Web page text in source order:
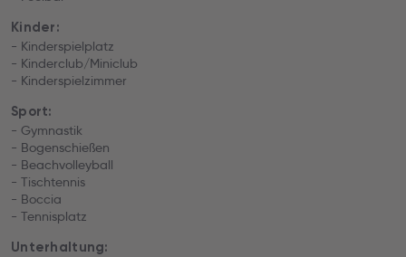
Kinder:
- Kinderspielplatz
- Kinderclub/Miniclub
- Kinderspielzimmer
Sport:
- Gymnastik
- Bogenschießen
- Beachvolleyball
- Tischtennis
- Boccia
- Tennisplatz
Unterhaltung: